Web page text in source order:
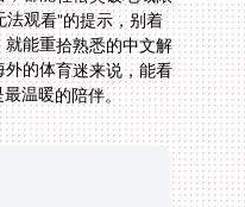
就能重拾熟悉的中文解
竟，对于海外的体育迷来说，能看
温暖的陪伴。